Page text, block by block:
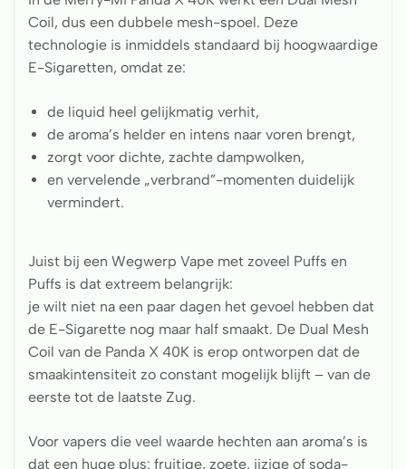
Coil, dus een dubbele mesh-spoel. Deze
technologie is inmiddels standaard bij hoogwaardige
E-Sigaretten, omdat ze:
de liquid heel gelijkmatig verhit,
de aroma’s helder en intens naar voren brengt,
zorgt voor dichte, zachte dampwolken,
en vervelende „verbrand”-momenten duidelijk
vermindert.
Juist bij een Wegwerp Vape met zoveel Puffs en
Puffs is dat extreem belangrijk:
je wilt niet na een paar dagen het gevoel hebben dat
de E-Sigarette nog maar half smaakt. De Dual Mesh
Coil van de Panda X 40K is erop ontworpen dat de
smaakintensiteit zo constant mogelijk blijft – van de
eerste tot de laatste Zug.
Voor vapers die veel waarde hechten aan aroma’s is
dat een huge plus: fruitige, zoete, ijzige of soda-